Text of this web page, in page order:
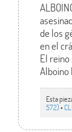
de los
en el
El reino
Alboino
Esta
572)•